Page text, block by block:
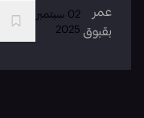
عمر
بقبوق
02 سبتمبر
2025